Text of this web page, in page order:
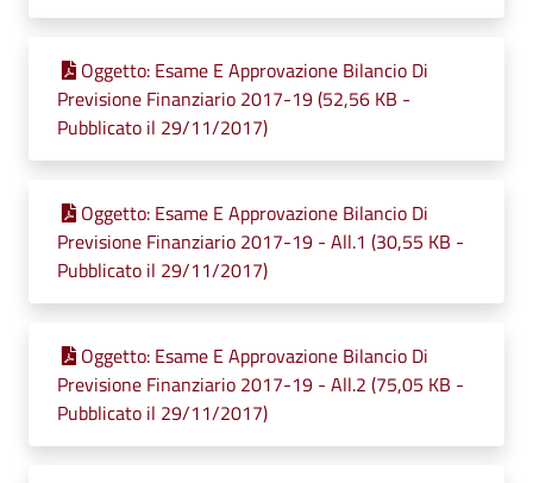
Oggetto: Esame E Approvazione Bilancio Di
Previsione Finanziario 2017-19 (52,56 KB -
Pubblicato il 29/11/2017)
Oggetto: Esame E Approvazione Bilancio Di
Previsione Finanziario 2017-19 - All.1 (30,55 KB -
Pubblicato il 29/11/2017)
Oggetto: Esame E Approvazione Bilancio Di
Previsione Finanziario 2017-19 - All.2 (75,05 KB -
Pubblicato il 29/11/2017)